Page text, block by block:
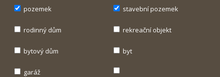
pozemek stavební pozemek
rodinný dům rekreační objekt
bytový dům byt
garáž